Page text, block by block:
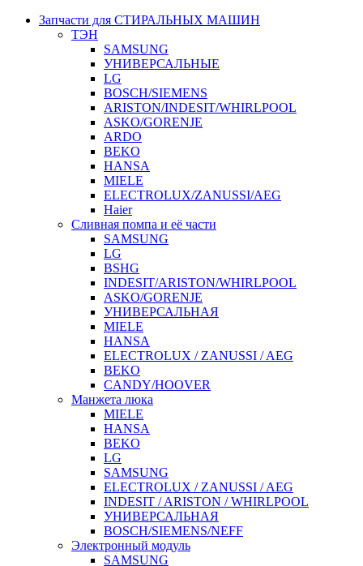
Запчасти для СТИРАЛЬНЫХ МАШИН
ТЭН
SAMSUNG
УНИВЕРСАЛЬНЫЕ
LG
BOSCH/SIEMENS
ARISTON/INDESIT/WHIRLPOOL
ASKO/GORENJE
ARDO
BEKO
HANSA
MIELE
ELECTROLUX/ZANUSSI/AEG
Haier
Сливная помпа и её части
SAMSUNG
LG
BSHG
INDESIT/ARISTON/WHIRLPOOL
ASKO/GORENJE
УНИВЕРСАЛЬНАЯ
MIELE
HANSA
ELECTROLUX / ZANUSSI / AEG
BEKO
CANDY/HOOVER
Манжета люка
MIELE
HANSA
BEKO
LG
SAMSUNG
ELECTROLUX / ZANUSSI / AEG
INDESIT / ARISTON / WHIRLPOOL
УНИВЕРСАЛЬНАЯ
BOSCH/SIEMENS/NEFF
Электронный модуль
SAMSUNG